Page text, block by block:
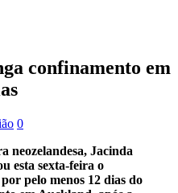
confinamento em
0
neozelandesa, Jacinda
esta sexta-feira o
pelo menos 12 dias do